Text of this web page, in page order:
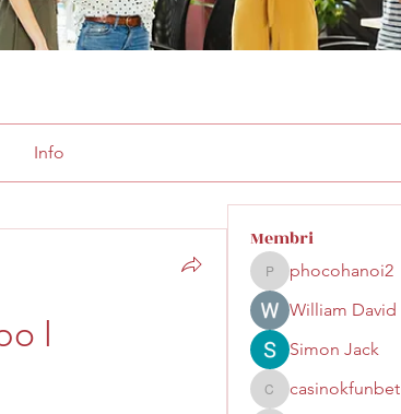
Info
l
Membri
phocohanoi2
phocohanoi2
William David
Simon Jack
casinokfunbet
casinokfunbet